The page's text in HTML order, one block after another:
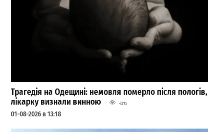
Трагедія на Одещині: немовля померло після пологів,
лікарку визнали винною
4215
01-08-2026 в 13:18